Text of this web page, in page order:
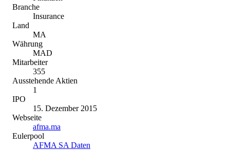
Branche
Insurance
Land
MA
Währung
MAD
Mitarbeiter
355
Ausstehende Aktien
1
IPO
15. Dezember 2015
Webseite
afma.ma
Eulerpool
AFMA SA Daten